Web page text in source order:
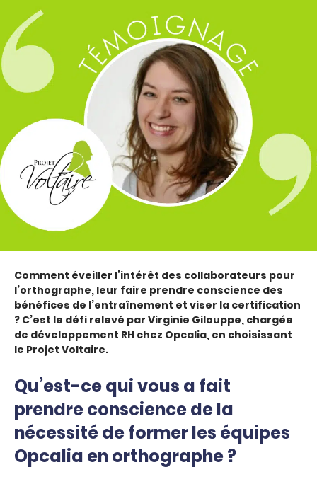
Comment éveiller l’intérêt des collaborateurs pour
l’orthographe, leur faire prendre conscience des
bénéfices de l’entraînement et viser la certification
? C’est le défi relevé par Virginie Gilouppe, chargée
de développement RH chez Opcalia, en choisissant
le Projet Voltaire.
Qu’est-ce qui vous a fait
prendre conscience de la
nécessité de former les équipes
Opcalia en orthographe ?